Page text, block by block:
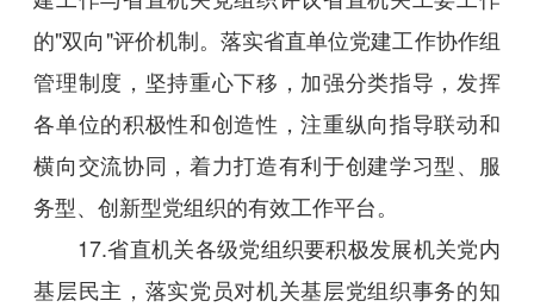
的"双向"评价机制。落实省直单位党建工作协作组
管理制度，坚持重心下移，加强分类指导，发挥
各单位的积极性和创造性，注重纵向指导联动和
横向交流协同，着力打造有利于创建学习型、服
务型、创新型党组织的有效工作平台。
17.省直机关各级党组织要积极发展机关党内
基层民主，落实党员对机关基层党组织事务的知